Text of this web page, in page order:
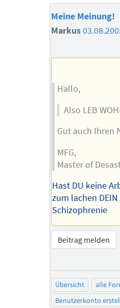
Meine Meinung!
Markus
Hallo,
Also LEB
Gut auch Ihren
MFG,
Master of
Hast DU keine
zum lachen
Schizophrenie
Beitrag melden
Übersicht alle
Benutzerkonto